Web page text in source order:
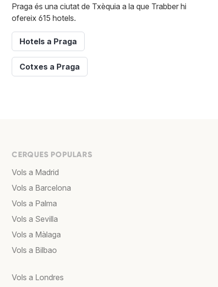
Praga és una ciutat de Txèquia a la que Trabber hi
ofereix 615 hotels.
Hotels a Praga
Cotxes a Praga
CERQUES POPULARS
Vols a Madrid
Vols a Barcelona
Vols a Palma
Vols a Sevilla
Vols a Màlaga
Vols a Bilbao
Vols a Londres